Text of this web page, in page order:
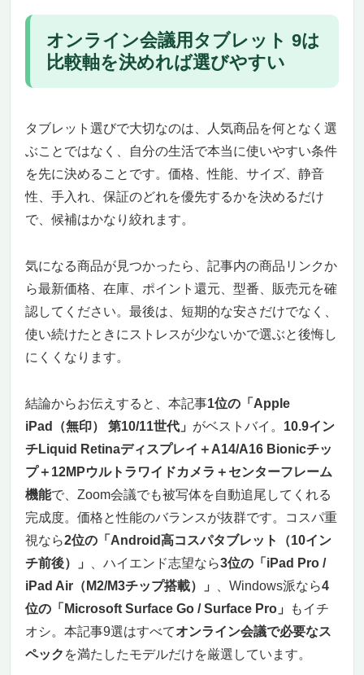
オンライン会議用タブレット 9は
比較軸を決めれば選びやすい
タブレット選びで大切なのは、人気商品を何となく選
ぶことではなく、自分の生活で本当に使いやすい条件
を先に決めることです。価格、性能、サイズ、静音
性、手入れ、保証のどれを優先するかを決めるだけ
で、候補はかなり絞れます。
気になる商品が見つかったら、記事内の商品リンクか
ら最新価格、在庫、ポイント還元、型番、販売元を確
認してください。最後は、短期的な安さだけでなく、
使い続けたときにストレスが少ないかで選ぶと後悔し
にくくなります。
結論からお伝えすると、本記事1位の「Apple
iPad（無印） 第10/11世代」 がベストバイ。 10.9イン
チLiquid Retinaディスプレイ＋A14/A16 Bionicチッ
プ＋12MPウルトラワイドカメラ＋センターフレーム
機能で、Zoom会議でも被写体を自動追尾してくれる
完成度。価格と性能のバランスが抜群です。コスパ重
視なら2位の「Android高コスパタブレット（10イン
チ前後）」
、ハイエンド志望なら3位の「iPad Pro /
iPad Air（M2/M3チップ搭載）」
、Windows派なら4
位の「Microsoft Surface Go / Surface Pro」
もイチ
オシ。本記事9選はすべてオンライン会議で必要なス
ペック を満たしたモデルだけを厳選しています。